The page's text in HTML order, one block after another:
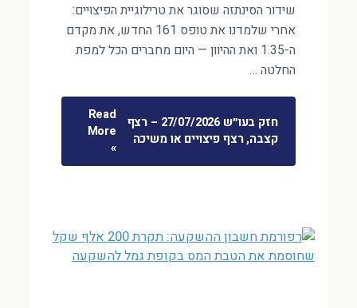
שידור הסינתזה שסוגר את טרילוגיית הפיצויים:
אחרי שלמדנו את טופס 161 החדש, את מקדם
ה-1.35 ואת ההיוון — היום מחברים הכל למפת
החלטה …
חזק בעו״ש 27/07/2026 – רצף
קצבה, רצף פיצויים או משיכה
Read
More
»